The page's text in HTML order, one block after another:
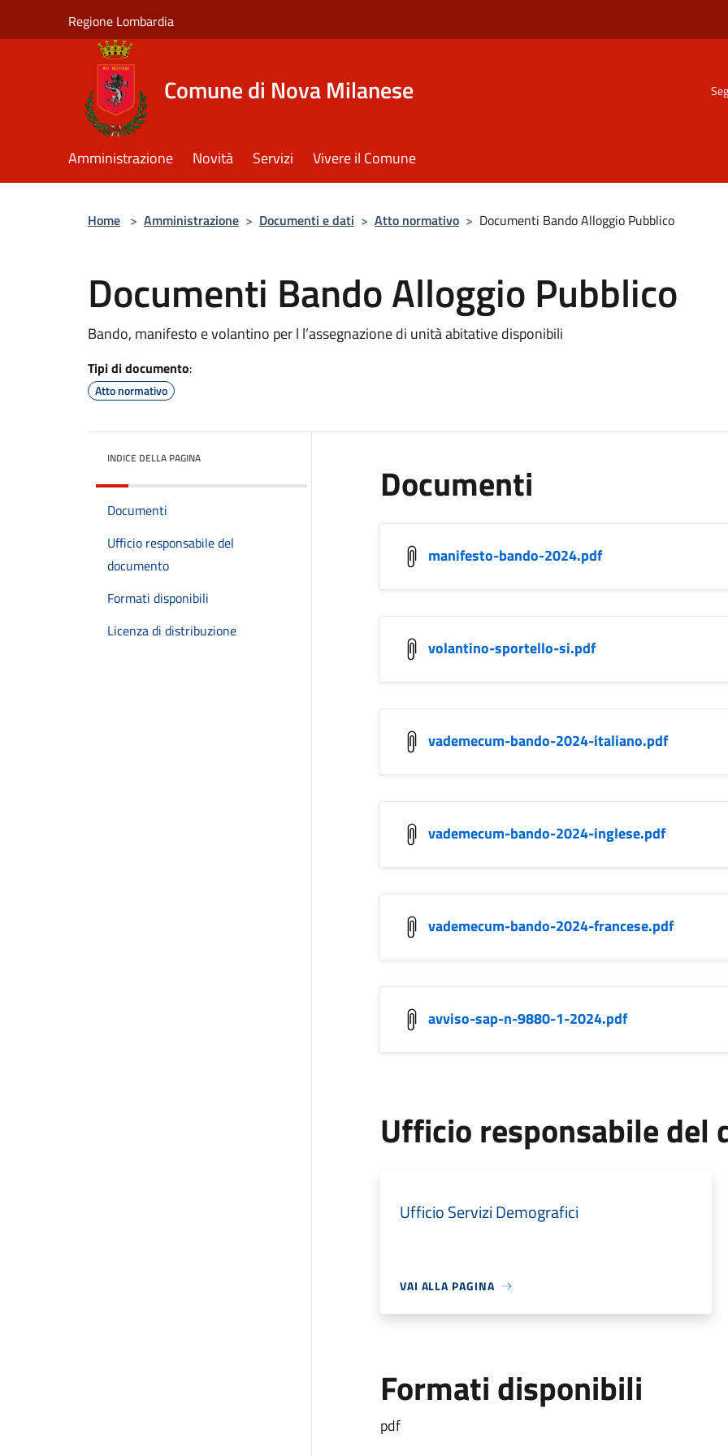
Regione Lombardia
Comune di Nova Milanese
Amministrazione Novità Servizi Vivere il Comune
Home > Amministrazione > Documenti e dati > Atto normativo > Documenti Bando Alloggio Pubblico
Documenti Bando Alloggio Pubblico
Bando, manifesto e volantino per l l’assegnazione di unità abitative disponibili
Tipi di documento:
Atto normativo
INDICE DELLA PAGINA
Documenti
Ufficio responsabile del
documento
Formati disponibili
Licenza di distribuzione
Documenti
manifesto-bando-2024.pdf
volantino-sportello-si.pdf
vademecum-bando-2024-italiano.pdf
vademecum-bando-2024-inglese.pdf
vademecum-bando-2024-francese.pdf
avviso-sap-n-9880-1-2024.pdf
Ufficio responsabile del
Ufficio Servizi Demografici
VAI ALLA PAGINA
Formati disponibili
pdf